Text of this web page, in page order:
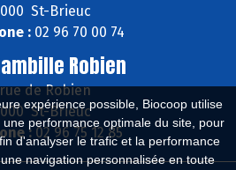
expérience possible, Biocoop utilise
performance optimale du site, pour
d'analyser le trafic et la performance
navigation personnalisée en toute
St-Brieuc
:02 96 70 00 74
Robien
de Robien
St-Brieuc
: 02 96 75 12 85